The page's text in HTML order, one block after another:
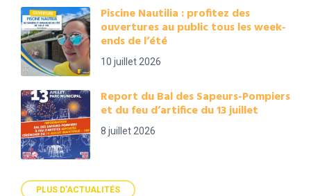
Piscine Nautilia : profitez des
ouvertures au public tous les week-
ends de l’été
10 juillet 2026
Report du Bal des Sapeurs-Pompiers
et du feu d’artifice du 13 juillet
8 juillet 2026
PLUS D'ACTUALITÉS